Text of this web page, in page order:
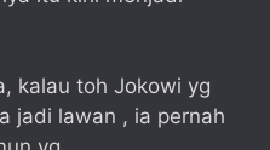
kalau toh Jokowi yg
jadi lawan , ia pernah